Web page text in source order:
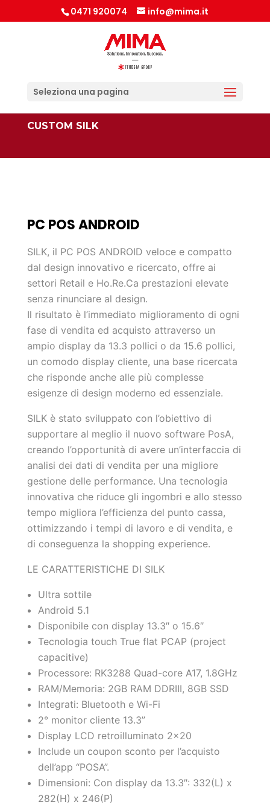
0471 920074 info@mima.it
Seleziona una pagina
CUSTOM SILK
PC POS ANDROID
SILK, il PC POS ANDROID veloce e compatto
dal design innovativo e ricercato, offre ai
settori Retail e Ho.Re.Ca prestazioni elevate
senza rinunciare al design.
Il risultato è l’immediato miglioramento di ogni
fase di vendita ed acquisto attraverso un
ampio display da 13.3 pollici o da 15.6 pollici,
un comodo display cliente, una base ricercata
che risponde anche alle più complesse
esigenze di design moderno ed essenziale.
SILK è stato sviluppato con l’obiettivo di
supportare al meglio il nuovo software PosA,
creando l’opportunità di avere un’interfaccia di
analisi dei dati di vendita per una migliore
gestione delle performance. Una tecnologia
innovativa che riduce gli ingombri e allo stesso
tempo migliora l’efficienza del punto cassa,
ottimizzando i tempi di lavoro e di vendita, e
di conseguenza la shopping experience.
LE CARATTERISTICHE DI SILK
Ultra sottile
Android 5.1
Disponibile con display 13.3″ o 15.6″
Tecnologia touch True flat PCAP (project
capacitive)
Processore: RK3288 Quad-core A17, 1.8GHz
RAM/Memoria: 2GB RAM DDRIII, 8GB SSD
Integrati: Bluetooth e Wi-Fi
2° monitor cliente 13.3”
Display LCD retroilluminato 2×20
Include un coupon sconto per l’acquisto
dell’app “POSA”.
Dimensioni: Con display da 13.3″: 332(L) x
282(H) x 246(P)